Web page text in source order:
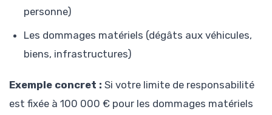
personne)
Les dommages matériels (dégâts aux véhicules,
biens, infrastructures)
Exemple concret : Si votre limite de responsabilité
est fixée à 100 000 € pour les dommages matériels